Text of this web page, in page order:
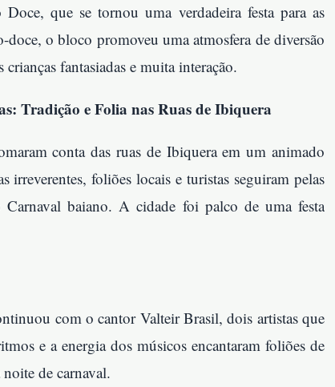
que se tornou uma verdadeira festa para as
o bloco promoveu uma atmosfera de diversão
fantasiadas e muita interação.
Tradição e Folia nas Ruas de Ibiquera
conta das ruas de Ibiquera em um animado
irreverentes, foliões locais e turistas seguiram pelas
baiano. A cidade foi palco de uma festa
com o cantor Valteir Brasil, dois artistas que
e a energia dos músicos encantaram foliões de
de carnaval.